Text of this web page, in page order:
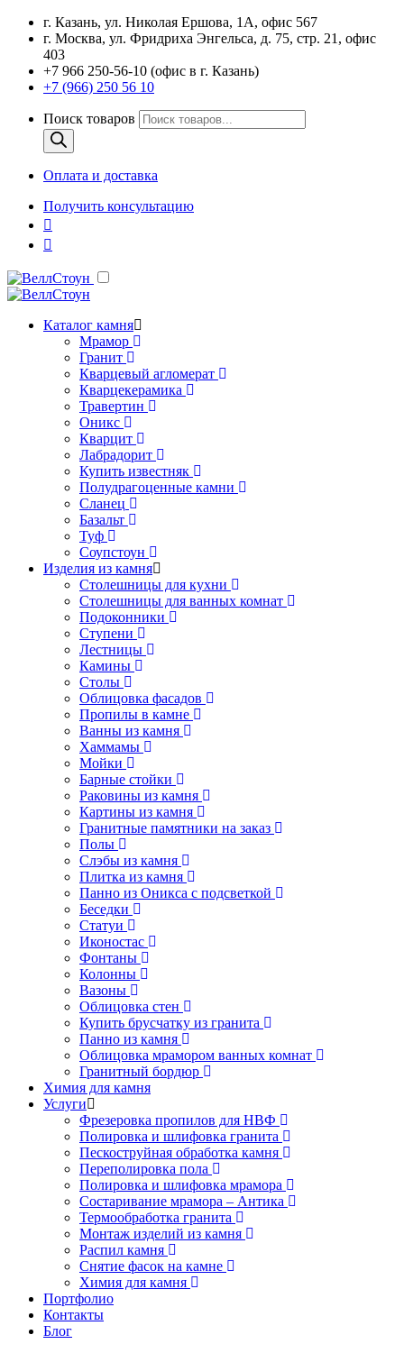
г. Казань, ул. Николая Ершова, 1А, офис 567
г. Москва, ул. Фридриха Энгельса, д. 75, стр. 21, офис
403
+7 966 250-56-10 (офис в г. Казань)
+7 (966) 250 56 10
Поиск товаров
Оплата и доставка
Получить консультацию
Каталог камня
Мрамор
Гранит
Кварцевый агломерат
Кварцекерамика
Травертин
Оникс
Кварцит
Лабрадорит
Купить известняк
Полудрагоценные камни
Сланец
Базальт
Туф
Соупстоун
Изделия из камня
Столешницы для кухни
Столешницы для ванных комнат
Подоконники
Ступени
Лестницы
Камины
Столы
Облицовка фасадов
Пропилы в камне
Ванны из камня
Хаммамы
Мойки
Барные стойки
Раковины из камня
Картины из камня
Гранитные памятники на заказ
Полы
Слэбы из камня
Плитка из камня
Панно из Оникса с подсветкой
Беседки
Статуи
Иконостас
Фонтаны
Колонны
Вазоны
Облицовка стен
Купить брусчатку из гранита
Панно из камня
Облицовка мрамором ванных комнат
Гранитный бордюр
Химия для камня
Услуги
Фрезеровка пропилов для НВФ
Полировка и шлифовка гранита
Пескоструйная обработка камня
Переполировка пола
Полировка и шлифовка мрамора
Состаривание мрамора – Антика
Термообработка гранита
Монтаж изделий из камня
Распил камня
Снятие фасок на камне
Химия для камня
Портфолио
Контакты
Блог